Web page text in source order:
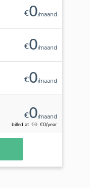
€0/maand
€0/maand
€0/maand
€0/maand
billed at €0 €0/year